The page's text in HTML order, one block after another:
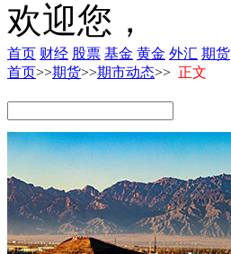
欢迎您，
首页 财经 股票 基金 黄金 外汇 期货
首页>>期货>>期市动态>> 正文